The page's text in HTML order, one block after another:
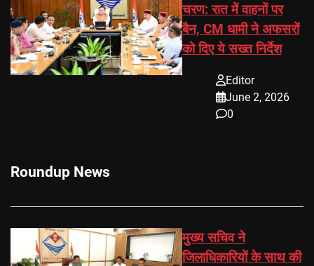
चरण: रात में वाहनों पर
बैन, CM धामी ने अफसरों
को दिए ये सख्त निर्देश
Editor
June 2, 2026
0
Roundup News
मुख्य सचिव ने
जिलाधिकारियों के साथ की